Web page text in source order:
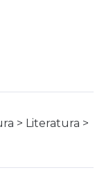
> Literatura >